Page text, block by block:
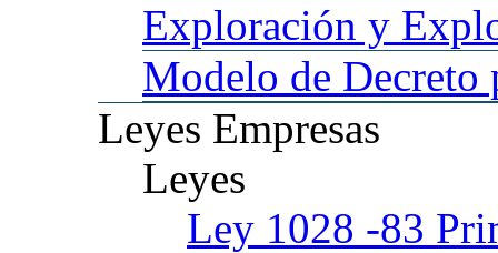
Exploración y
Modelo de Decreto
Leyes Empresas
Leyes
Ley 1028 -83